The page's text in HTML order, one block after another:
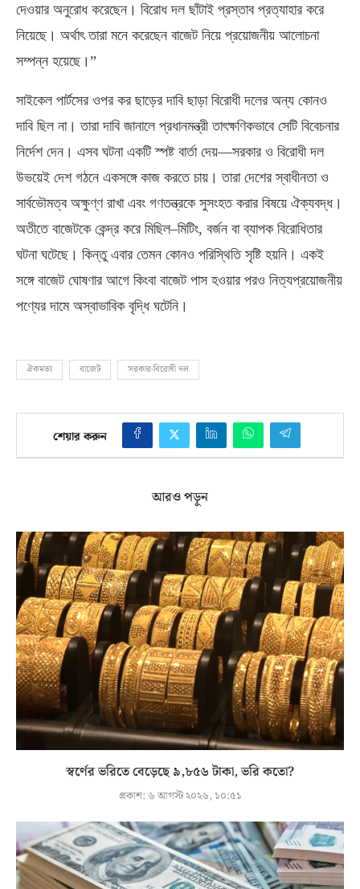
দেওয়ার অনুরোধ করেছেন। বিরোধ দল ছাঁটাই প্রস্তাব প্রত্যাহার করে
নিয়েছে। অর্থাৎ তারা মনে করেছেন বাজেট নিয়ে প্রয়োজনীয় আলোচনা
সম্পন্ন হয়েছে।”
সাইকেল পার্টসের ওপর কর ছাড়ের দাবি ছাড়া বিরোধী দলের অন্য কোনও
দাবি ছিল না। তারা দাবি জানালে প্রধানমন্ত্রী তাৎক্ষণিকভাবে সেটি বিবেচনার
নির্দেশ দেন। এসব ঘটনা একটি স্পষ্ট বার্তা দেয়—সরকার ও বিরোধী দল
উভয়েই দেশ গঠনে একসঙ্গে কাজ করতে চায়। তারা দেশের স্বাধীনতা ও
সার্বভৌমত্ব অক্ষুণ্ণ রাখা এবং গণতন্ত্রকে সুসংহত করার বিষয়ে ঐক্যবদ্ধ।
অতীতে বাজেটকে কেন্দ্র করে মিছিল–মিটিং, বর্জন বা ব্যাপক বিরোধিতার
ঘটনা ঘটেছে। কিন্তু এবার তেমন কোনও পরিস্থিতি সৃষ্টি হয়নি। একই
সঙ্গে বাজেট ঘোষণার আগে কিংবা বাজেট পাস হওয়ার পরও নিত্যপ্রয়োজনীয়
পণ্যের দামে অস্বাভাবিক বৃদ্ধি ঘটেনি।
ঐকমত্য বাজেট সরকার-বিরোধী দল
শেয়ার করুন
আরও পড়ুন
স্বর্ণের ভরিতে বেড়েছে ৯,৮৫৬ টাকা, ভরি কতো?
প্রকাশ: ৬ আগস্ট ২০২৬, ১০:৫১